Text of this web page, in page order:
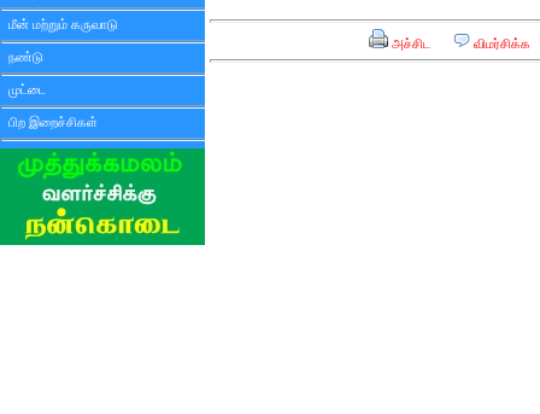
மீன் மற்றும் கருவாடு
நண்டு
முட்டை
பிற இறைச்சிகள்
அச்சிட விமர்சிக்க